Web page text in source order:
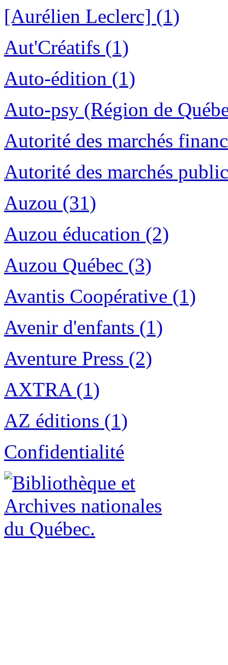
[Aurélien Leclerc] (1)
Aut'Créatifs (1)
Auto-édition (1)
Auto-psy (Région de
Autorité des marchés
Autorité des marchés
Auzou (31)
Auzou éducation (2)
Auzou Québec (3)
Avantis Coopérative (1)
Avenir d'enfants (1)
Aventure Press (2)
AXTRA (1)
AZ éditions (1)
Confidentialité